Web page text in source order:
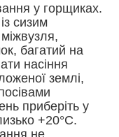
у горщиках.
сизим
багатий на
насіння
землі,
приберіть у
+20°C.
не